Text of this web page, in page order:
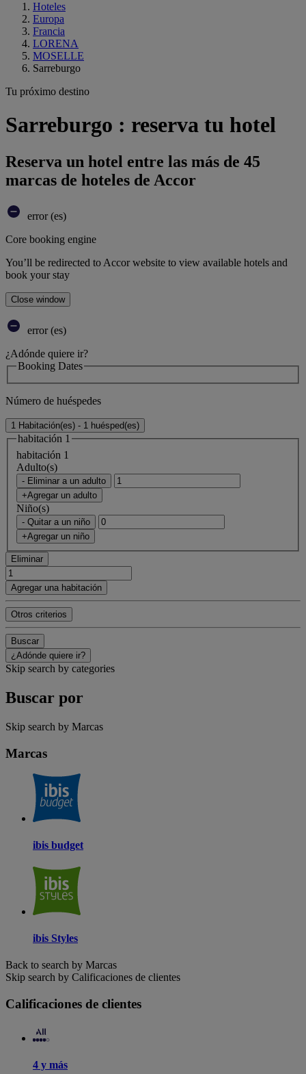
Hoteles
Europa
Francia
LORENA
MOSELLE
Sarreburgo
Tu próximo destino
Sarreburgo : reserva tu hotel
Reserva un hotel entre las más de 45
marcas de hoteles de Accor
error (es)
Core booking engine
You’ll be redirected to Accor website to view available hotels and
book your stay
Close window
error (es)
¿Adónde quiere ir?
Booking Dates
Número de huéspedes
1 Habitación(es) - 1 huésped(es)
habitación 1
habitación 1
Adulto(s)
- Eliminar a un adulto
+Agregar un adulto
Niño(s)
- Quitar a un niño
+Agregar un niño
Eliminar
Agregar una habitación
Otros criterios
Buscar
¿Adónde quiere ir?
Skip search by categories
Buscar por
Skip search by Marcas
Marcas
ibis budget
ibis Styles
Back to search by Marcas
Skip search by Calificaciones de clientes
Calificaciones de clientes
4 y más